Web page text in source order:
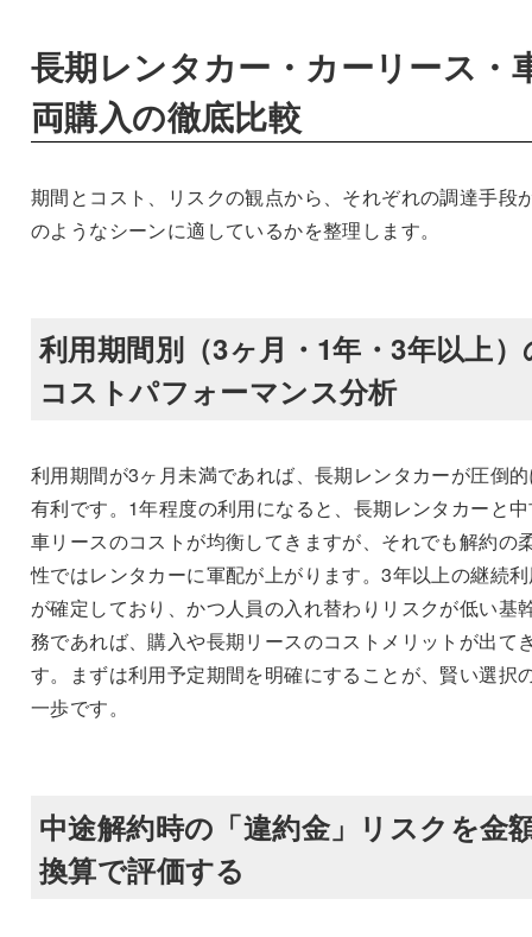
長期レンタカー・カーリース・
両購入の徹底比較
期間とコスト、リスクの観点から、それぞれの調達手段
のようなシーンに適しているかを整理します。
利用期間別（3ヶ月・1年・3年以上）
コストパフォーマンス分析
利用期間が3ヶ月未満であれば、長期レンタカーが圧倒
有利です。1年程度の利用になると、長期レンタカーと
車リースのコストが均衡してきますが、それでも解約の
性ではレンタカーに軍配が上がります。3年以上の継続
が確定しており、かつ人員の入れ替わりリスクが低い基
務であれば、購入や長期リースのコストメリットが出て
す。まずは利用予定期間を明確にすることが、賢い選択
一歩です。
中途解約時の「違約金」リスクを金
換算で評価する